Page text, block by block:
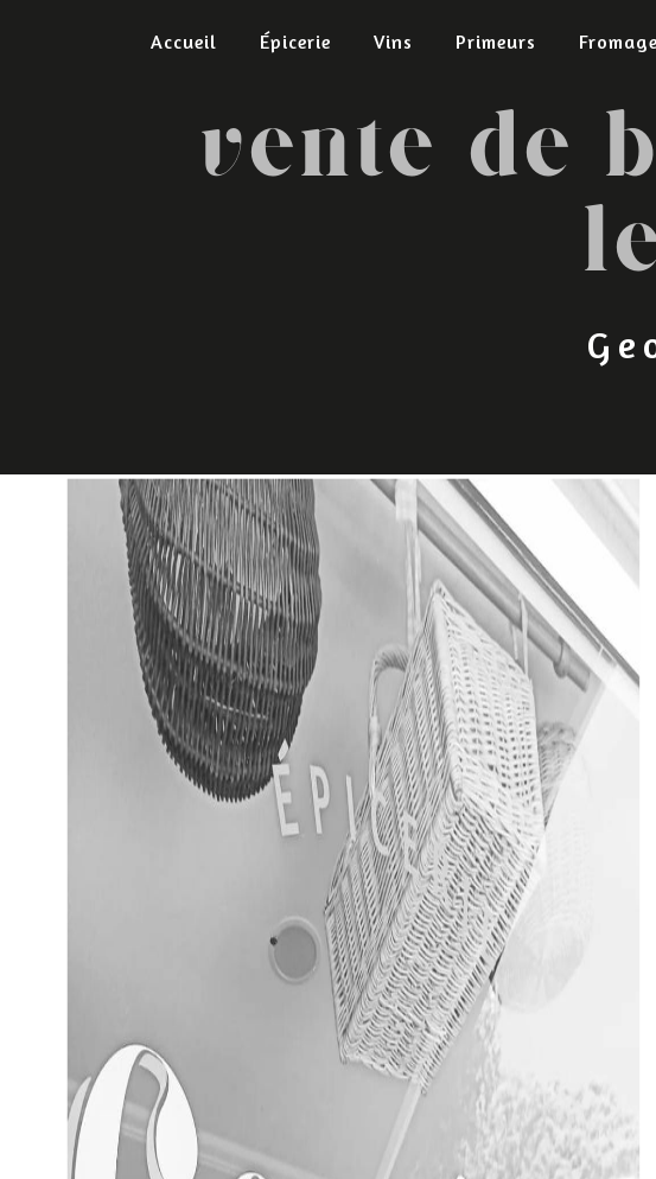
Accueil Épicerie Vins Primeurs
vente de